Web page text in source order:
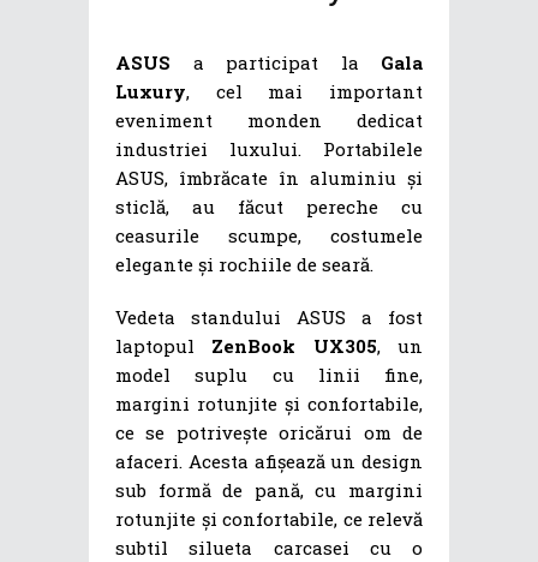
ASUS a participat la Gala
Luxury, cel mai important
eveniment monden dedicat
industriei luxului. Portabilele
ASUS, îmbrăcate în aluminiu și
sticlă, au făcut pereche cu
ceasurile scumpe, costumele
elegante și rochiile de seară.
Vedeta standului ASUS a fost
laptopul ZenBook UX305, un
model suplu cu linii fine,
margini rotunjite și confortabile,
ce se potrivește oricărui om de
afaceri. Acesta afișează un design
sub formă de pană, cu margini
rotunjite și confortabile, ce relevă
subtil silueta carcasei cu o